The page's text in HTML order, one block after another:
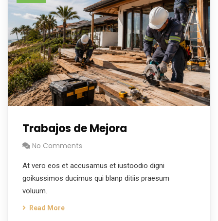
Trabajos de Mejora
No Comments
At vero eos et accusamus et iustoodio digni
goikussimos ducimus qui blanp ditiis praesum
voluum.
Read More